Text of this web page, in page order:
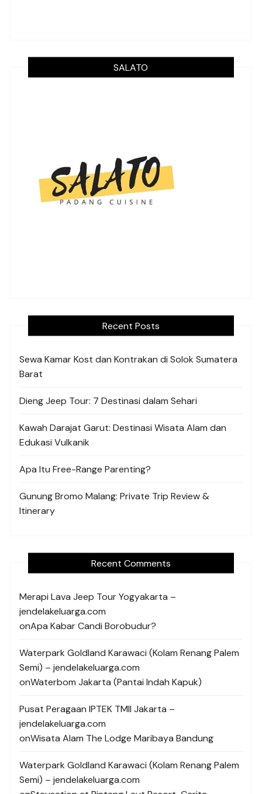
SALATO
Recent Posts
Sewa Kamar Kost dan Kontrakan di Solok Sumatera
Barat
Dieng Jeep Tour: 7 Destinasi dalam Sehari
Kawah Darajat Garut: Destinasi Wisata Alam dan
Edukasi Vulkanik
Apa Itu Free-Range Parenting?
Gunung Bromo Malang: Private Trip Review &
Itinerary
Recent Comments
Merapi Lava Jeep Tour Yogyakarta –
jendelakeluarga.com
onApa Kabar Candi Borobudur?
Waterpark Goldland Karawaci (Kolam Renang Palem
Semi) – jendelakeluarga.com
onWaterbom Jakarta (Pantai Indah Kapuk)
Pusat Peragaan IPTEK TMII Jakarta –
jendelakeluarga.com
onWisata Alam The Lodge Maribaya Bandung
Waterpark Goldland Karawaci (Kolam Renang Palem
Semi) – jendelakeluarga.com